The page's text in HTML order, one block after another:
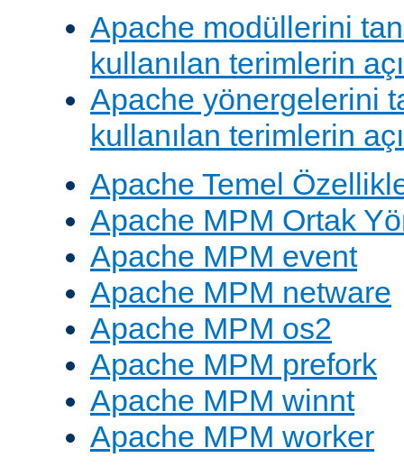
Apache modüllerini
kullanılan terimlerin
Apache yönergelerini
kullanılan terimlerin
Apache Temel
Apache MPM Ortak
Apache MPM event
Apache MPM netware
Apache MPM os2
Apache MPM prefork
Apache MPM winnt
Apache MPM worker